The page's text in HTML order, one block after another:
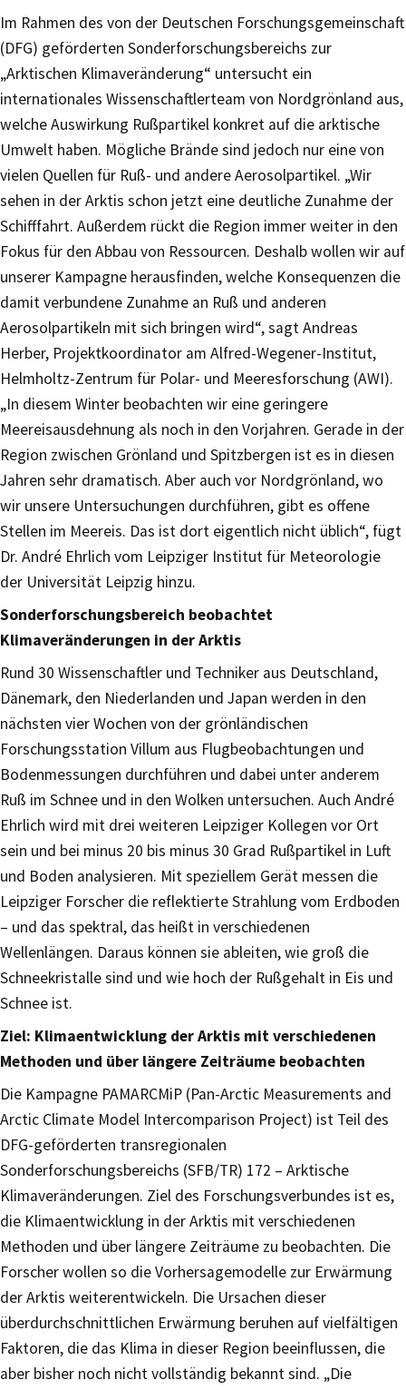
Im Rahmen des von der Deutschen Forschungsgemeinschaft
(DFG) geförderten Sonderforschungsbereichs zur
„Arktischen Klimaveränderung“ untersucht ein
internationales Wissenschaftlerteam von Nordgrönland aus,
welche Auswirkung Rußpartikel konkret auf die arktische
Umwelt haben. Mögliche Brände sind jedoch nur eine von
vielen Quellen für Ruß- und andere Aerosolpartikel. „Wir
sehen in der Arktis schon jetzt eine deutliche Zunahme der
Schifffahrt. Außerdem rückt die Region immer weiter in den
Fokus für den Abbau von Ressourcen. Deshalb wollen wir auf
unserer Kampagne herausfinden, welche Konsequenzen die
damit verbundene Zunahme an Ruß und anderen
Aerosolpartikeln mit sich bringen wird“, sagt Andreas
Herber, Projektkoordinator am Alfred-Wegener-Institut,
Helmholtz-Zentrum für Polar- und Meeresforschung (AWI).
„In diesem Winter beobachten wir eine geringere
Meereisausdehnung als noch in den Vorjahren. Gerade in der
Region zwischen Grönland und Spitzbergen ist es in diesen
Jahren sehr dramatisch. Aber auch vor Nordgrönland, wo
wir unsere Untersuchungen durchführen, gibt es offene
Stellen im Meereis. Das ist dort eigentlich nicht üblich“, fügt
Dr. André Ehrlich vom Leipziger Institut für Meteorologie
der Universität Leipzig hinzu.
Sonderforschungsbereich beobachtet
Klimaveränderungen in der Arktis
Rund 30 Wissenschaftler und Techniker aus Deutschland,
Dänemark, den Niederlanden und Japan werden in den
nächsten vier Wochen von der grönländischen
Forschungsstation Villum aus Flugbeobachtungen und
Bodenmessungen durchführen und dabei unter anderem
Ruß im Schnee und in den Wolken untersuchen. Auch André
Ehrlich wird mit drei weiteren Leipziger Kollegen vor Ort
sein und bei minus 20 bis minus 30 Grad Rußpartikel in Luft
und Boden analysieren. Mit speziellem Gerät messen die
Leipziger Forscher die reflektierte Strahlung vom Erdboden
– und das spektral, das heißt in verschiedenen
Wellenlängen. Daraus können sie ableiten, wie groß die
Schneekristalle sind und wie hoch der Rußgehalt in Eis und
Schnee ist.
Ziel: Klimaentwicklung der Arktis mit verschiedenen
Methoden und über längere Zeiträume beobachten
Die Kampagne PAMARCMiP (Pan-Arctic Measurements and
Arctic Climate Model Intercomparison Project) ist Teil des
DFG-geförderten transregionalen
Sonderforschungsbereichs (SFB/TR) 172 – Arktische
Klimaveränderungen. Ziel des Forschungsverbundes ist es,
die Klimaentwicklung in der Arktis mit verschiedenen
Methoden und über längere Zeiträume zu beobachten. Die
Forscher wollen so die Vorhersagemodelle zur Erwärmung
der Arktis weiterentwickeln. Die Ursachen dieser
überdurchschnittlichen Erwärmung beruhen auf vielfältigen
Faktoren, die das Klima in dieser Region beeinflussen, die
aber bisher noch nicht vollständig bekannt sind. „Die